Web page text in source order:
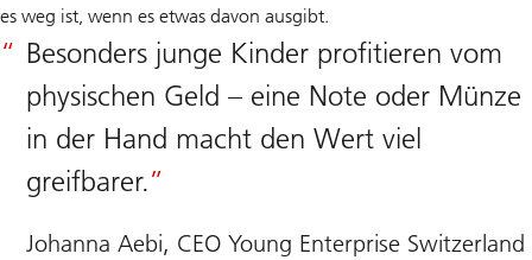
es weg ist, wenn es etwas davon ausgibt.
Besonders junge Kinder profitieren vom
physischen Geld – eine Note oder Münze
in der Hand macht den Wert viel
greifbarer.
Johanna Aebi, CEO Young Enterprise Switzerland